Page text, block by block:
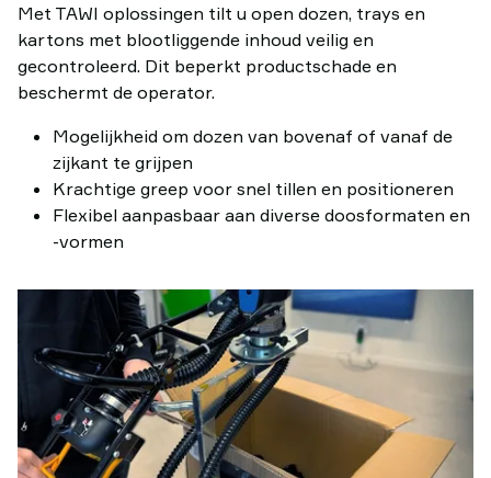
Met TAWI oplossingen tilt u open dozen, trays en
kartons met blootliggende inhoud veilig en
gecontroleerd. Dit beperkt productschade en
beschermt de operator.
Mogelijkheid om dozen van bovenaf of vanaf de
zijkant te grijpen
Krachtige greep voor snel tillen en positioneren
Flexibel aanpasbaar aan diverse doosformaten en
-vormen